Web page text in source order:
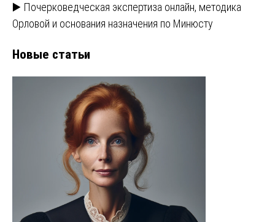
▶️ Почерковедческая экспертиза онлайн, методика
Орловой и основания назначения по Минюсту
Новые статьи